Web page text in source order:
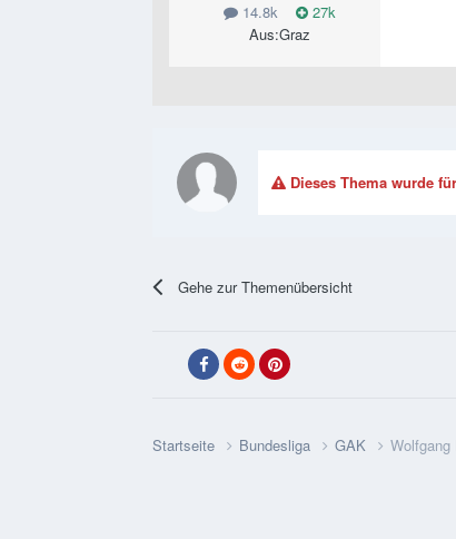
14.8k
27k
Aus:Graz
Dieses Thema wurde
Gehe zur Themenübersicht
Startseite Bundesliga GAK Wolfgang